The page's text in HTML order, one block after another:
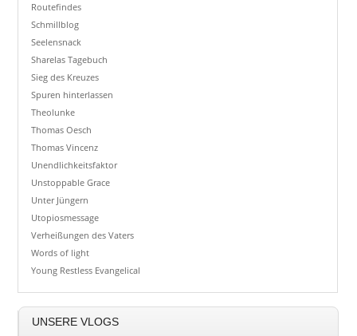
Routefindes
Schmillblog
Seelensnack
Sharelas Tagebuch
Sieg des Kreuzes
Spuren hinterlassen
Theolunke
Thomas Oesch
Thomas Vincenz
Unendlichkeitsfaktor
Unstoppable Grace
Unter Jüngern
Utopiosmessage
Verheißungen des Vaters
Words of light
Young Restless Evangelical
UNSERE VLOGS